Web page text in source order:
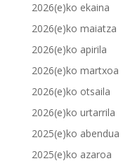
2026(e)ko ekaina
2026(e)ko maiatza
2026(e)ko apirila
2026(e)ko martxoa
2026(e)ko otsaila
2026(e)ko urtarrila
2025(e)ko abendua
2025(e)ko azaroa